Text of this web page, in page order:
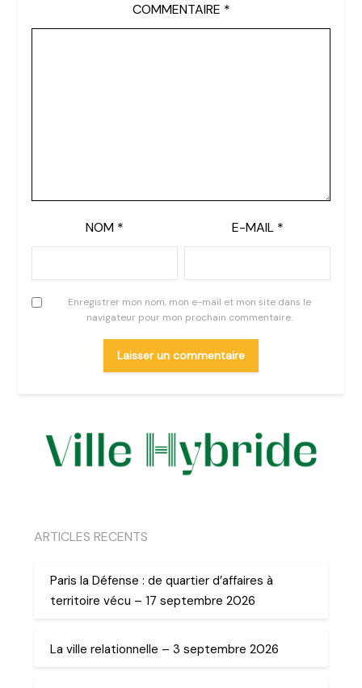
COMMENTAIRE *
NOM * E-MAIL *
Enregistrer mon nom, mon e-mail et mon site dans le
navigateur pour mon prochain commentaire.
ARTICLES RECENTS
Paris la Défense : de quartier d’affaires à
territoire vécu – 17 septembre 2026
La ville relationnelle – 3 septembre 2026